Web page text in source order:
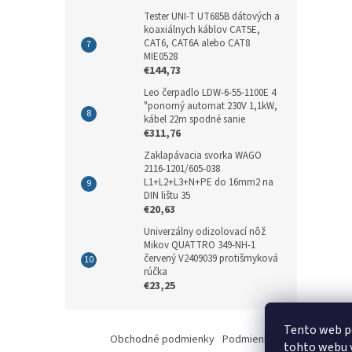
Tento web
tohto webu
Tester UNI-T UT685B dátových a
koaxiálnych káblov CAT5E,
CAT6, CAT6A alebo CAT8
MIE0528
€144,73
Leo čerpadlo LDW-6-55-1100E 4
"ponorný automat 230V 1,1kW,
kábel 22m spodné sanie
€311,76
Zaklapávacia svorka WAGO
2116-1201/605-038
L1+L2+L3+N+PE do 16mm2 na
DIN lištu 35
€20,63
Univerzálny odizolovací nôž
Mikov QUATTRO 349-NH-1
červený V2409039 protišmyková
rúčka
€23,25
Obchodné podmienky Podmienky ochrany